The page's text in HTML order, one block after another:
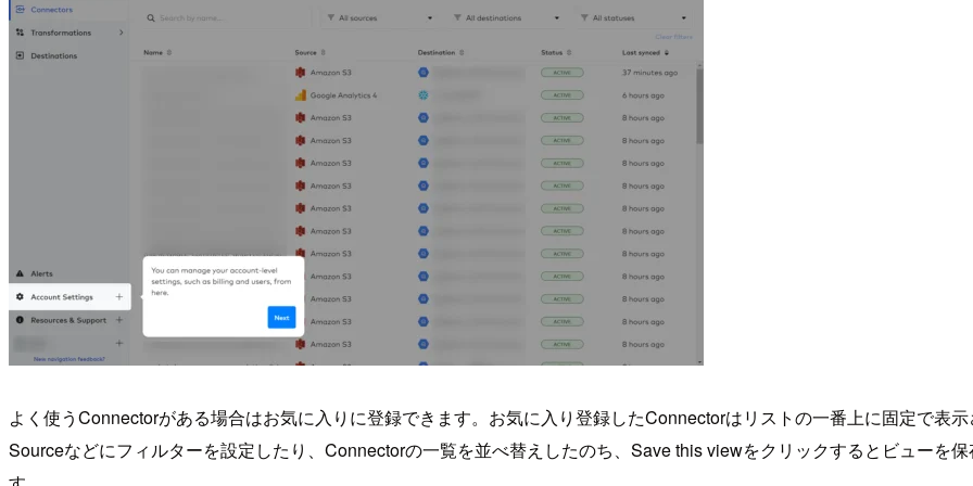
よく使うConnectorがある場合はお気に入りに登録できます。お気に入り登録したConnectorはリストの一番上に固定で表
Sourceなどにフィルターを設定したり、Connectorの一覧を並べ替えしたのち、Save this viewをクリックするとビューを